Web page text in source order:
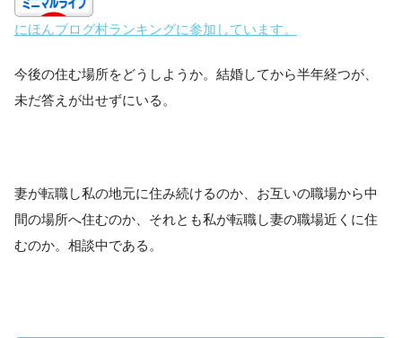
にほんブログ村ランキングに参加しています。
今後の住む場所をどうしようか。結婚してから半年経つが、
未だ答えが出せずにいる。
妻が転職し私の地元に住み続けるのか、お互いの職場から中
間の場所へ住むのか、それとも私が転職し妻の職場近くに住
むのか。相談中である。